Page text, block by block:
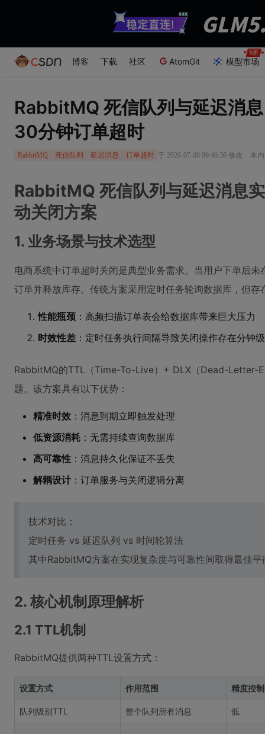
博客 下载 社区 AtomGit 模型市场
RabbitMQ 死信队列与延迟消
30分钟订单超时
RabbitMQ 死信队列 延迟消息 订单超时 于 2026-07-08 09:46:36 修改 · 本
RabbitMQ 死信队列与延迟消息
动关闭方案
1. 业务场景与技术选型
电商系统中订单超时关闭是典型业务需求。当用户下单后
订单并释放库存。传统方案采用定时任务轮询数据库，但存
性能瓶颈 ：高频扫描订单表会给数据库带来巨大压力
时效性差 ：定时任务执行间隔导致关闭操作存在分钟
RabbitMQ的TTL（Time-To-Live）+ DLX（Dead-Letter-
题。该方案具有以下优势：
精准时效 ：消息到期立即触发处理
低资源消耗 ：无需持续查询数据库
高可靠性 ：消息持久化保证不丢失
解耦设计 ：订单服务与关闭逻辑分离
技术对比：
定时任务 vs 延迟队列 vs 时间轮算法
其中RabbitMQ方案在实现复杂度与可靠性间取得最佳平
2. 核心机制原理解析
2.1 TTL机制
RabbitMQ提供两种TTL设置方式：
设置方式 作用范围 精度控制
队列级别TTL 整个队列所有消息 低